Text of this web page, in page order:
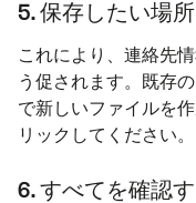
5. 保存したい場
これにより、連絡先
う促されます。既存
で新しいファイルを
リックしてください。
6. すべてを確認